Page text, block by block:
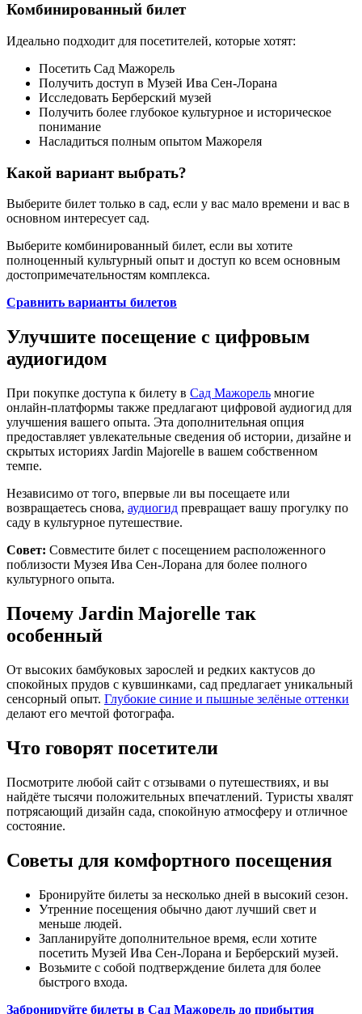
Комбинированный билет
Идеально подходит для посетителей, которые хотят:
Посетить Сад Мажорель
Получить доступ в Музей Ива Сен-Лорана
Исследовать Берберский музей
Получить более глубокое культурное и историческое
понимание
Насладиться полным опытом Мажореля
Какой вариант выбрать?
Выберите билет только в сад, если у вас мало времени и вас в
основном интересует сад.
Выберите комбинированный билет, если вы хотите
полноценный культурный опыт и доступ ко всем основным
достопримечательностям комплекса.
Сравнить варианты билетов
Улучшите посещение с цифровым
аудиогидом
При покупке доступа к билету в Сад Мажорель многие
онлайн-платформы также предлагают цифровой аудиогид для
улучшения вашего опыта. Эта дополнительная опция
предоставляет увлекательные сведения об истории, дизайне и
скрытых историях Jardin Majorelle в вашем собственном
темпе.
Независимо от того, впервые ли вы посещаете или
возвращаетесь снова, аудиогид превращает вашу прогулку по
саду в культурное путешествие.
Совет: Совместите билет с посещением расположенного
поблизости Музея Ива Сен-Лорана для более полного
культурного опыта.
Почему Jardin Majorelle так
особенный
От высоких бамбуковых зарослей и редких кактусов до
спокойных прудов с кувшинками, сад предлагает уникальный
сенсорный опыт. Глубокие синие и пышные зелёные оттенки
делают его мечтой фотографа.
Что говорят посетители
Посмотрите любой сайт с отзывами о путешествиях, и вы
найдёте тысячи положительных впечатлений. Туристы хвалят
потрясающий дизайн сада, спокойную атмосферу и отличное
состояние.
Советы для комфортного посещения
Бронируйте билеты за несколько дней в высокий сезон.
Утренние посещения обычно дают лучший свет и
меньше людей.
Запланируйте дополнительное время, если хотите
посетить Музей Ива Сен-Лорана и Берберский музей.
Возьмите с собой подтверждение билета для более
быстрого входа.
Забронируйте билеты в Сад Мажорель до прибытия